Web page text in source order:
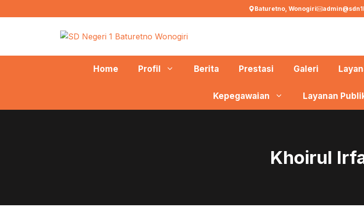
ke
Baturetno, Wonogiri
Home Profil Berita Prestasi Galeri
Kepegawaian Layanan
Khoirul